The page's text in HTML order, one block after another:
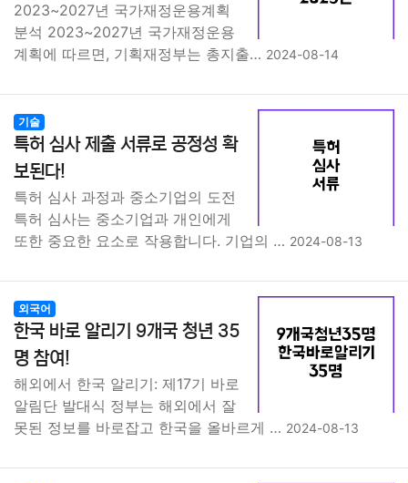
2023~2027년 국가재정운용계획
분석 2023~2027년 국가재정운용
계획에 따르면, 기획재정부는 총지출… 2024-08-14
기술
특허 심사 제출 서류로 공정성 확
보된다!
특허 심사 과정과 중소기업의 도전
특허 심사는 중소기업과 개인에게
또한 중요한 요소로 작용합니다. 기업의 … 2024-08-13
외국어
한국 바로 알리기 9개국 청년 35
명 참여!
해외에서 한국 알리기: 제17기 바로
알림단 발대식 정부는 해외에서 잘
못된 정보를 바로잡고 한국을 올바르게 … 2024-08-13